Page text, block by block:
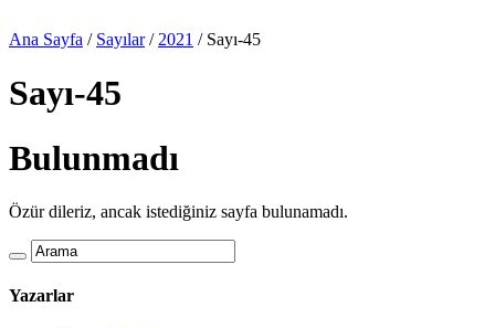
Ana Sayfa / Sayılar / 2021 / Sayı-45
Sayı-45
Bulunmadı
Özür dileriz, ancak istediğiniz sayfa bulunamadı.
Yazarlar